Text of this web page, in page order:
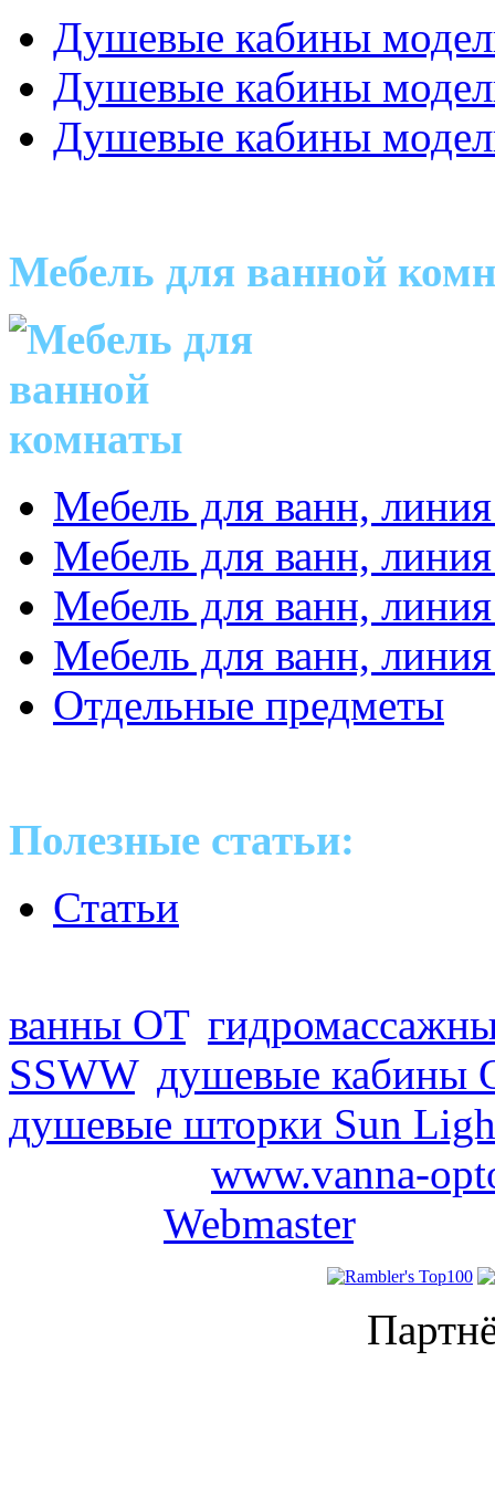
Душевые кабины
Душевые кабины
Душевые кабины
Мебель для ванной
Мебель для ванн,
Мебель для ванн,
Мебель для ванн,
Мебель для ванн,
Отдельные предметы
Полезные статьи:
Статьи
ванны ОТ,
SSWW, душевые кабины
душевые шторки Sun
www.vanna-
Webmaster.